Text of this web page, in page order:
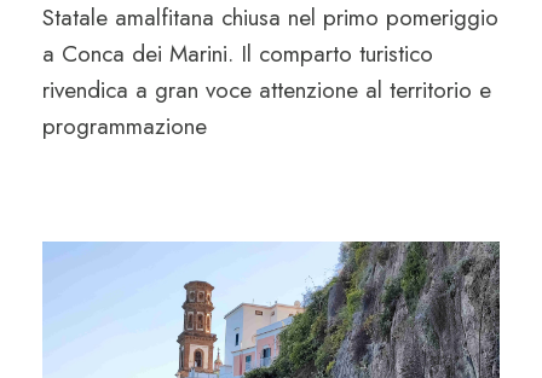
Statale amalfitana chiusa nel primo pomeriggio
a Conca dei Marini. Il comparto turistico
rivendica a gran voce attenzione al territorio e
programmazione